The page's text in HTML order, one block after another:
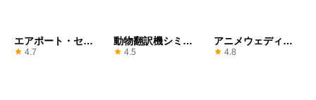
エアポート・セキ
ュリティ
4.7
動物翻訳機シミュ
レーター
4.5
アニメウェディン
グメークアップ
4.8